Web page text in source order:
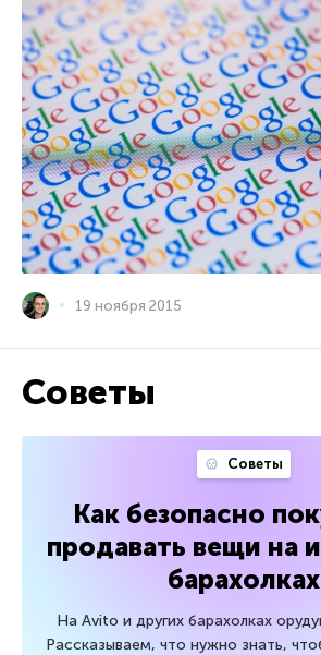
19 ноября 2015
Советы
Советы
Как безопасно
продавать вещи на
барахолках
На Avito и других барахолках
Рассказываем, что нужно знать,